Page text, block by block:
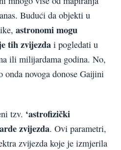
Budući da objekti u
astronomi mogu
tih zvijezda i pogledati u
ili milijardama godina. No,
novoga donose Gaijini
tzv. ‘astrofizički
zvijezda. Ovi parametri,
zvijezda koje je izmjerila